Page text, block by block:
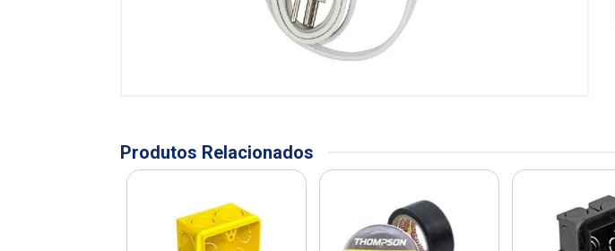
Produtos Relacionados